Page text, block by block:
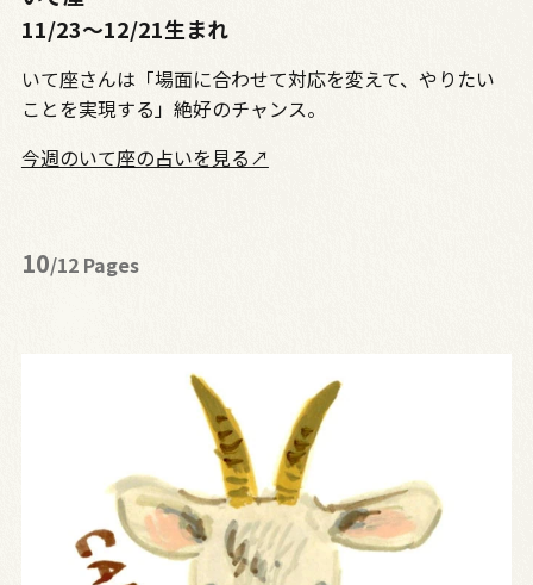
11/23〜12/21生まれ
いて座さんは「場面に合わせて対応を変えて、やりたい
ことを実現する」絶好のチャンス。
今週のいて座の占いを見る↗
10/12 Pages